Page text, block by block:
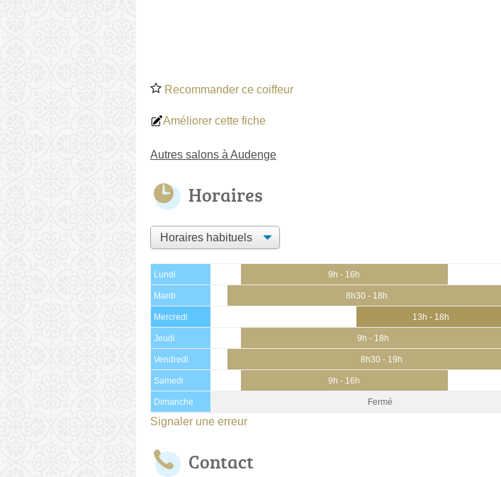
Recommander ce coiffeur
Améliorer cette fiche
Autres salons à Audenge
Horaires
Lundi 9h - 16h
Mardi 8h30 - 18h
Mercredi 13h - 18h
Jeudi 9h - 18h
Vendredi 8h30 - 19h
Samedi 9h - 16h
Dimanche Fermé
Signaler une erreur
Contact